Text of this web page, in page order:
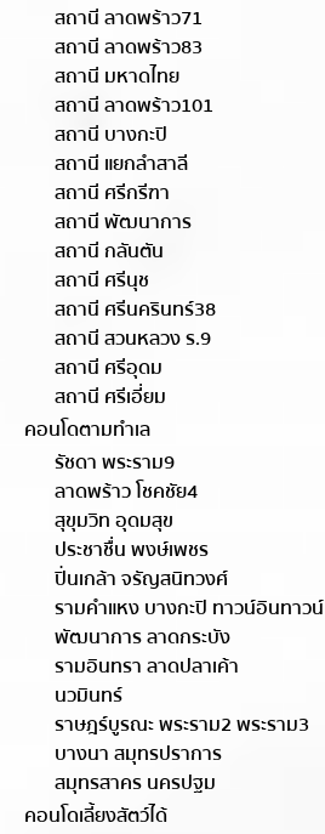
สถานี ลาดพร้าว71
สถานี ลาดพร้าว83
สถานี มหาดไทย
สถานี ลาดพร้าว101
สถานี บางกะปิ
สถานี แยกลำสาลี
สถานี ศรีกรีฑา
สถานี พัฒนาการ
สถานี กลันตัน
สถานี ศรีนุช
สถานี ศรีนครินทร์38
สถานี สวนหลวง ร.9
สถานี ศรีอุดม
สถานี ศรีเอี่ยม
คอนโดตามทำเล
รัชดา พระราม9
ลาดพร้าว โชคชัย4
สุขุมวิท อุดมสุข
ประชาชื่น พงษ์เพชร
ปิ่นเกล้า จรัญสนิทวงศ์
รามคำแหง บางกะปิ ทาวน์อินทาวน์
พัฒนาการ ลาดกระบัง
รามอินทรา ลาดปลาเค้า
นวมินทร์
ราษฎร์บูรณะ พระราม2 พระราม3
บางนา สมุทรปราการ
สมุทรสาคร นครปฐม
คอนโดเลี้ยงสัตว์ได้